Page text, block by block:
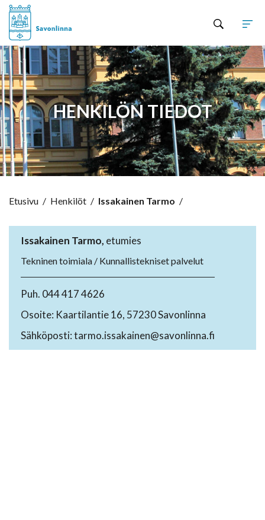
HENKILÖN TIEDOT
Etusivu / Henkilöt / Issakainen Tarmo /
Issakainen Tarmo, etumies
Tekninen toimiala / Kunnallistekniset palvelut
Puh. 044 417 4626
Osoite: Kaartilantie 16, 57230 Savonlinna
Sähköposti: tarmo.issakainen@savonlinna.fi